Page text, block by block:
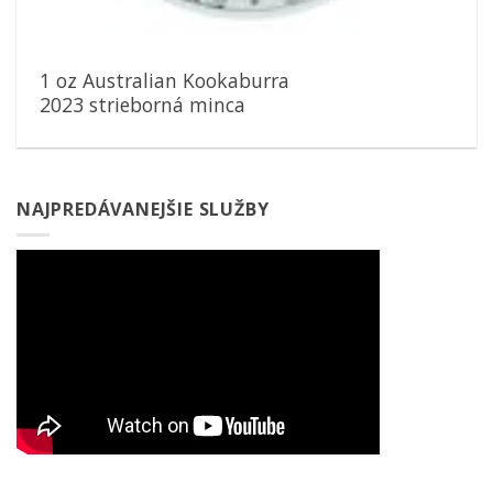
1 oz Australian Kookaburra
2023 strieborná minca
NAJPREDÁVANEJŠIE SLUŽBY